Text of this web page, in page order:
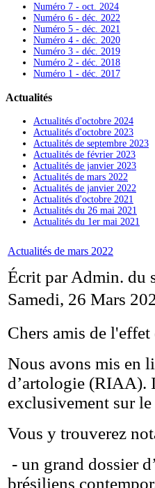
Numéro 7 - oct. 2024
Numéro 6 - déc. 2022
Numéro 5 - déc. 2021
Numéro 4 - déc. 2020
Numéro 3 - déc. 2019
Numéro 2 - déc. 2018
Numéro 1 - déc. 2017
Actualités
Actualités d'octobre 2024
Actualités d'octobre 2023
Actualités de septembre 2023
Actualités de février 2023
Actualités de janvier 2023
Actualités de mars 2022
Actualités de janvier 2022
Actualités d'octobre 2021
Actualités du 26 mai 2021
Actualités du 1er mai 2021
Actualités de mars 2022
Écrit par Admin. du
Samedi, 26 Mars
Chers amis de l'effet
Nous avons mis en
d’artologie (RIAA).
exclusivement sur
Vous y trouverez
- un grand dossier
brésiliens